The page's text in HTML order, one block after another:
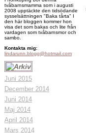
tvåbarnsmamma som i augusti
2008 upptäckte den tidsödande
sysselsättningen "Baka tårta" I
den här bloggen kommer hon
visa det som bakas och lite från
vardagen som tvåbarnsmor och
sambo.
Kontakta mig:
lindarunn.blogg@hotmail.com
Juni 2015
December 2014
Juni 2014
Maj 2014
April 2014
Mars 2014